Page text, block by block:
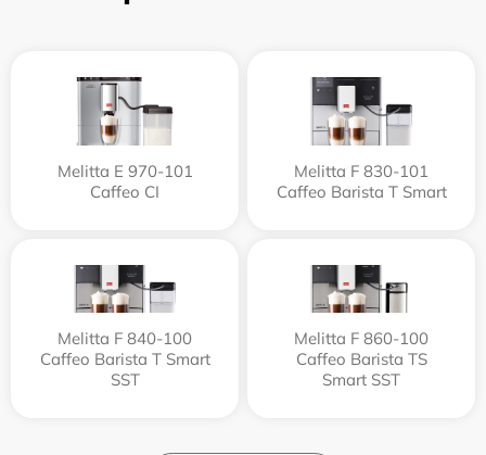
Melitta Е 970-101
Caffeo CI
Melitta F 830-101
Caffeo Barista T Smart
Melitta F 840-100
Caffeo Barista T Smart
SST
Melitta F 860-100
Caffeo Barista TS
Smart SST